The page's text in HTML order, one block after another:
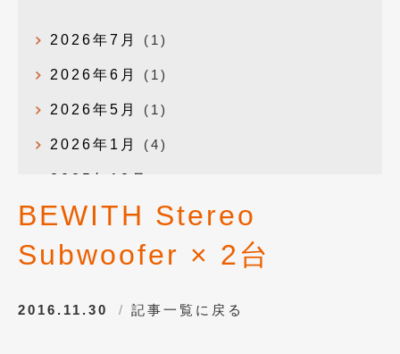
2026年7月 (1)
2026年6月 (1)
2026年5月 (1)
2026年1月 (4)
2025年12月
2025年10月 (1)
2025年8月 (2)
2024年8月(1)
BEWITH Stereo
Subwoofer × 2台
2016.11.30 記事一覧に戻る